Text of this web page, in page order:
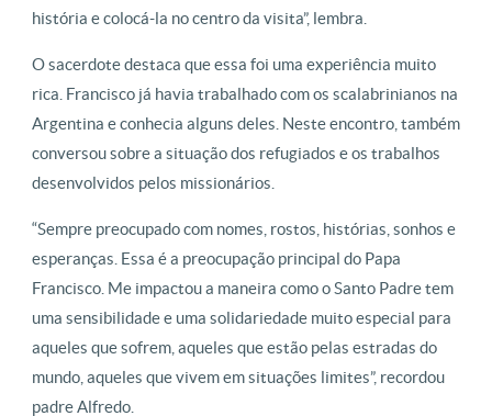
história e colocá-la no centro da visita”, lembra.
O sacerdote destaca que essa foi uma experiência muito
rica. Francisco já havia trabalhado com os scalabrinianos na
Argentina e conhecia alguns deles. Neste encontro, também
conversou sobre a situação dos refugiados e os trabalhos
desenvolvidos pelos missionários.
“Sempre preocupado com nomes, rostos, histórias, sonhos e
esperanças. Essa é a preocupação principal do Papa
Francisco. Me impactou a maneira como o Santo Padre tem
uma sensibilidade e uma solidariedade muito especial para
aqueles que sofrem, aqueles que estão pelas estradas do
mundo, aqueles que vivem em situações limites”, recordou
padre Alfredo.